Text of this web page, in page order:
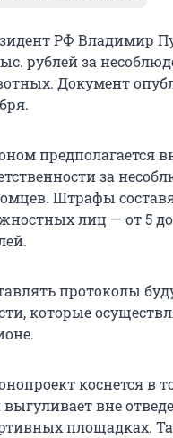
РФ Владимир
рублей за
Документ
предполагается
за
Штрафы
лиц — от 5
протоколы
которые
коснется в
вне
площадках.